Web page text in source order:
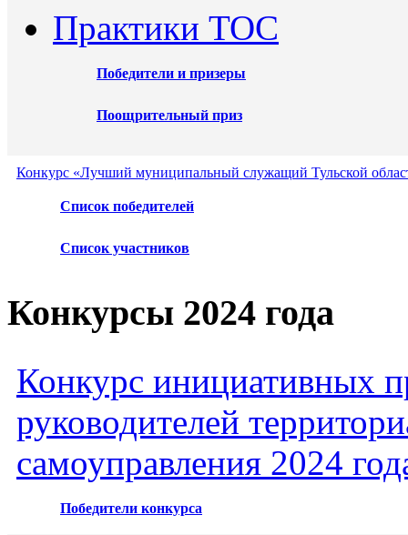
Практики ТОС
Победители и призеры
Поощрительный приз
Конкурс «Лучший муниципальный служащий Тульской
Список победителей
Список участников
Конкурсы 2024 года
Конкурс инициативных
руководителей
самоуправления 2024
Победители конкурса